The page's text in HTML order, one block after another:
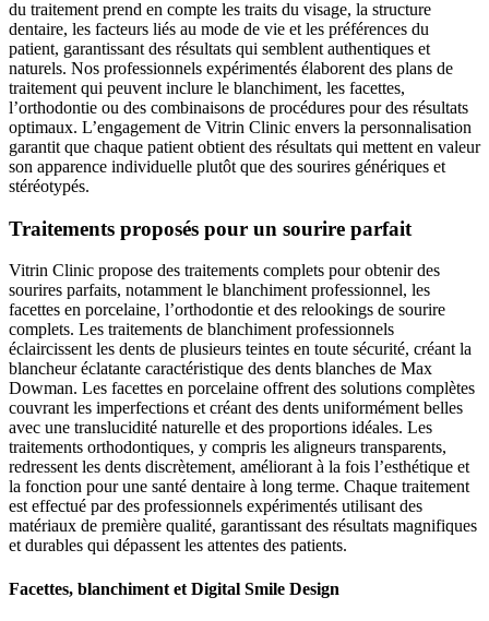
du traitement prend en compte les traits du visage, la structure
dentaire, les facteurs liés au mode de vie et les préférences du
patient, garantissant des résultats qui semblent authentiques et
naturels. Nos professionnels expérimentés élaborent des plans de
traitement qui peuvent inclure le blanchiment, les facettes,
l’orthodontie ou des combinaisons de procédures pour des résultats
optimaux. L’engagement de Vitrin Clinic envers la personnalisation
garantit que chaque patient obtient des résultats qui mettent en valeur
son apparence individuelle plutôt que des sourires génériques et
stéréotypés.
Traitements proposés pour un sourire parfait
Vitrin Clinic propose des traitements complets pour obtenir des
sourires parfaits, notamment le blanchiment professionnel, les
facettes en porcelaine, l’orthodontie et des relookings de sourire
complets. Les traitements de blanchiment professionnels
éclaircissent les dents de plusieurs teintes en toute sécurité, créant la
blancheur éclatante caractéristique des dents blanches de Max
Dowman. Les facettes en porcelaine offrent des solutions complètes
couvrant les imperfections et créant des dents uniformément belles
avec une translucidité naturelle et des proportions idéales. Les
traitements orthodontiques, y compris les aligneurs transparents,
redressent les dents discrètement, améliorant à la fois l’esthétique et
la fonction pour une santé dentaire à long terme. Chaque traitement
est effectué par des professionnels expérimentés utilisant des
matériaux de première qualité, garantissant des résultats magnifiques
et durables qui dépassent les attentes des patients.
Facettes, blanchiment et Digital Smile Design